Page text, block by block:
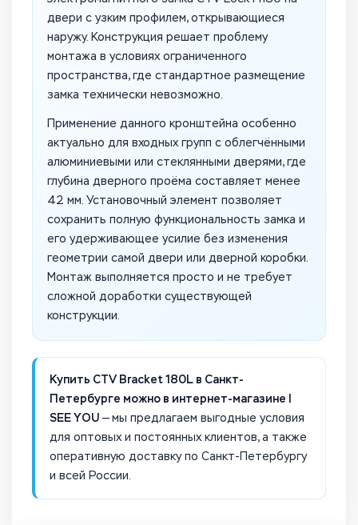
двери с узким профилем, открывающиеся
наружу. Конструкция решает проблему
монтажа в условиях ограниченного
пространства, где стандартное размещение
замка технически невозможно.
Применение данного кронштейна особенно
актуально для входных групп с облегчёнными
алюминиевыми или стеклянными дверями, где
глубина дверного проёма составляет менее
42 мм. Установочный элемент позволяет
сохранить полную функциональность замка и
его удерживающее усилие без изменения
геометрии самой двери или дверной коробки.
Монтаж выполняется просто и не требует
сложной доработки существующей
конструкции.
Купить CTV Bracket 180L в Санкт-
Петербурге можно в интернет-магазине I
SEE YOU — мы предлагаем выгодные условия
для оптовых и постоянных клиентов, а также
оперативную доставку по Санкт-Петербургу
и всей России.